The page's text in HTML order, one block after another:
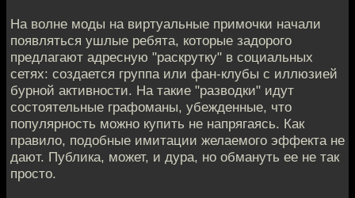
На волне моды на виртуальные примочки начали
появляться ушлые ребята, которые задорого
предлагают адресную "раскрутку" в социальных
сетях: создается группа или фан-клубы с иллюзией
бурной активности. На такие "разводки" идут
состоятельные графоманы, убежденные, что
популярность можно купить не напрягаясь. Как
правило, подобные имитации желаемого эффекта не
дают. Публика, может, и дура, но обмануть ее не так
просто.